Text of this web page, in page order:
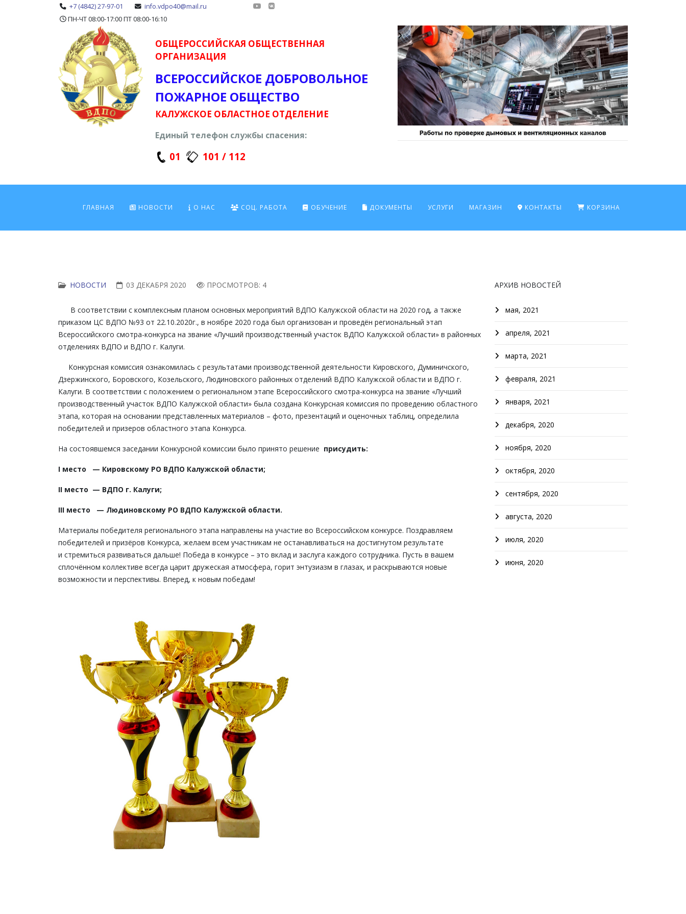
+7 (4842) 27-97-01
info.vdpo40@mail.ru
ПН-ЧТ 08:00-17:00 ПТ 08:00-16:10
ОБЩЕРОССИЙСКАЯ ОБЩЕСТВЕННАЯ
ОРГАНИЗАЦИЯ
ВСЕРОССИЙСКОЕ ДОБРОВОЛЬНОЕ
ПОЖАРНОЕ ОБЩЕСТВО
КАЛУЖСКОЕ ОБЛАСТНОЕ ОТДЕЛЕНИЕ
Единый телефон службы спасения:
01 101 / 112
ГЛАВНАЯ НОВОСТИ О НАС СОЦ. РАБОТА ОБУЧЕНИЕ ДОКУМЕНТЫ УСЛУГИ МАГАЗИН КОНТАКТЫ КОРЗИНА
НОВОСТИ 03 ДЕКАБРЯ 2020 ПРОСМОТРОВ: 4
В соответствии с комплексным планом основных мероприятий ВДПО Калужской области на 2020 год, а также
приказом ЦС ВДПО №93 от 22.10.2020г., в ноябре 2020 года был организован и проведён региональный этап
Всероссийского смотра-конкурса на звание «Лучший производственный участок ВДПО Калужской области» в районных
отделениях ВДПО и ВДПО г. Калуги.
Конкурсная комиссия ознакомилась с результатами производственной деятельности Кировского, Думиничского,
Дзержинского, Боровского, Козельского, Людиновского районных отделений ВДПО Калужской области и ВДПО г.
Калуги. В соответствии с положением о региональном этапе Всероссийского смотра-конкурса на звание «Лучший
производственный участок ВДПО Калужской области» была создана Конкурсная комиссия по проведению областного
этапа, которая на основании представленных материалов – фото, презентаций и оценочных таблиц, определила
победителей и призеров областного этапа Конкурса.
На состоявшемся заседании Конкурсной комиссии было принято решение присудить:
I место — Кировскому РО ВДПО Калужской области;
II место — ВДПО г. Калуги;
III место — Людиновскому РО ВДПО Калужской области.
Материалы победителя регионального этапа направлены на участие во Всероссийском конкурсе. Поздравляем
победителей и призёров Конкурса, желаем всем участникам не останавливаться на достигнутом результате
и стремиться развиваться дальше! Победа в конкурсе – это вклад и заслуга каждого сотрудника. Пусть в вашем
сплочённом коллективе всегда царит дружеская атмосфера, горит энтузиазм в глазах, и раскрываются новые
возможности и перспективы. Вперед, к новым победам!
АРХИВ НОВОСТЕЙ
мая, 2021
апреля, 2021
марта, 2021
февраля, 2021
января, 2021
декабря, 2020
ноября, 2020
октября, 2020
сентября, 2020
августа, 2020
июля, 2020
июня, 2020